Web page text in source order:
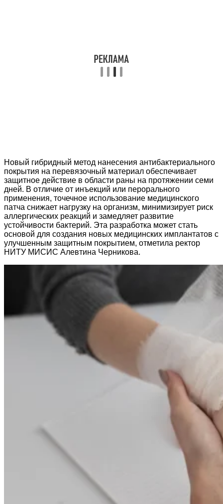
Новый гибридный метод нанесения антибактериального
покрытия на перевязочный материал обеспечивает
защитное действие в области раны на протяжении семи
дней. В отличие от инъекций или перорального
применения, точечное использование медицинского
патча снижает нагрузку на организм, минимизирует риск
аллергических реакций и замедляет развитие
устойчивости бактерий. Эта разработка может стать
основой для создания новых медицинских имплантатов с
улучшенным защитным покрытием, отметила ректор
НИТУ МИСИС Алевтина Черникова.